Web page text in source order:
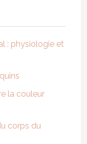
: physiologie et
la couleur
corps du